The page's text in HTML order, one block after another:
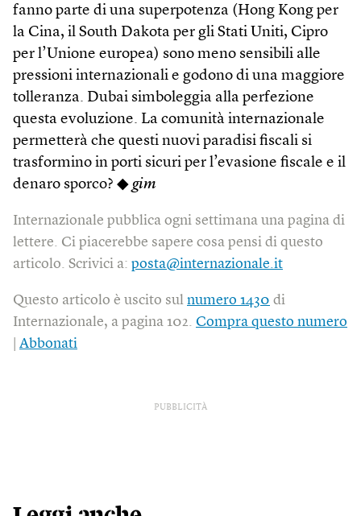
fanno parte di una superpotenza (Hong Kong per
la Cina, il South Dakota per gli Stati Uniti, Cipro
per l’Unione europea) sono meno sensibili alle
pressioni internazionali e godono di una maggiore
tolleranza. Dubai simboleggia alla perfezione
questa evoluzione. La comunità internazionale
permetterà che questi nuovi paradisi fiscali si
trasformino in porti sicuri per l’evasione fiscale e il
denaro sporco? ◆ gim
Internazionale pubblica ogni settimana una pagina di
lettere. Ci piacerebbe sapere cosa pensi di questo
articolo. Scrivici a: posta@internazionale.it
Questo articolo è uscito sul numero 1430 di
Internazionale, a pagina 102. Compra questo numero
Abbonati
PUBBLICITÀ